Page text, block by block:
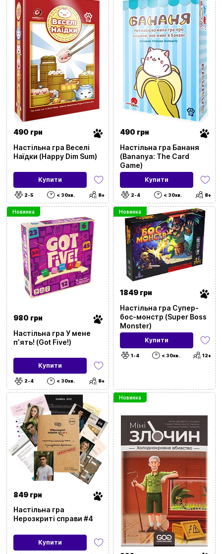
490 грн
Настільна гра Веселі
Наїдки (Happy Dim Sum)
Купити
2-5 < 30хв. 8+
490 грн
Настільна гра Бананя
(Bananya: The Card
Game)
Купити
2-4 < 30хв. 8+
Новинка
980 грн
Настільна гра У мене
пʼять! (Got Five!)
Купити
2-4 < 30хв. 8+
Новинка
1849 грн
Настільна гра Супер-
бос-монстр (Super Boss
Monster)
Купити
1-4 < 30хв. 12+
849 грн
Настільна гра
Нерозкриті справи #4
Купити
Новинка